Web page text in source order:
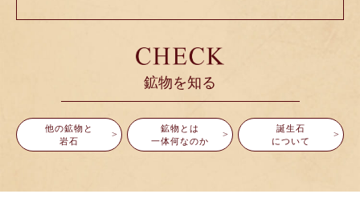
鉱物を知る
他の鉱物と
岩石
鉱物とは
一体何なのか
誕生石
について